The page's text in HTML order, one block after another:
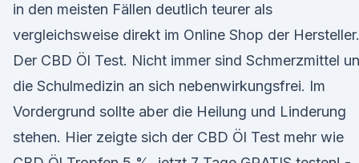
in den meisten Fällen deutlich teurer als
vergleichsweise direkt im Online Shop der Hersteller.
Der CBD Öl Test. Nicht immer sind Schmerzmittel
die Schulmedizin an sich nebenwirkungsfrei. Im
Vordergrund sollte aber die Heilung und Linderung
stehen. Hier zeigte sich der CBD Öl Test mehr wie